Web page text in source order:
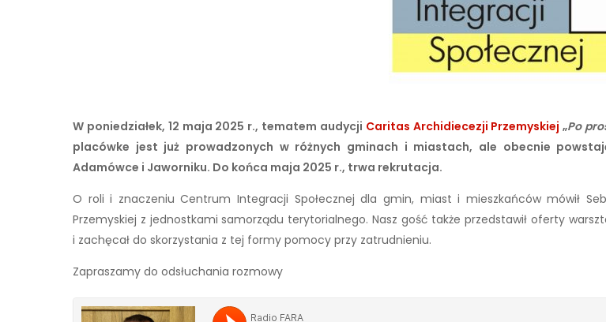
W poniedziałek, 12 maja 2025 r., tematem audycji Caritas Archidiecezji Przemyskiej „Po
placówke jest już prowadzonych w różnych gminach i miastach, ale obecnie
Adamówce i Jaworniku. Do końca maja 2025 r., trwa rekrutacja.
O roli i znaczeniu Centrum Integracji Społecznej dla gmin, miast i mieszkańców mówił
Przemyskiej z jednostkami samorządu terytorialnego. Nasz gość także przedstawił oferty
i zachęcał do skorzystania z tej formy pomocy przy zatrudnieniu.
Zapraszamy do odsłuchania rozmowy